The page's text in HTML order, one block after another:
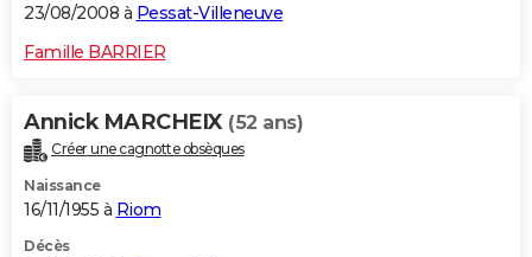
23/08/2008 à Pessat-Villeneuve
Famille BARRIER
Annick MARCHEIX (52 ans)
Créer une cagnotte obsèques
Naissance
16/11/1955 à Riom
Décès